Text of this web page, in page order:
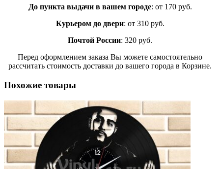
До пункта выдачи в вашем городе: от 170 руб.
Курьером до двери: от 310 руб.
Почтой России: 320 руб.
Перед оформлением заказа Вы можете самостоятельно
рассчитать стоимость доставки до вашего города в Корзине.
Похожие товары